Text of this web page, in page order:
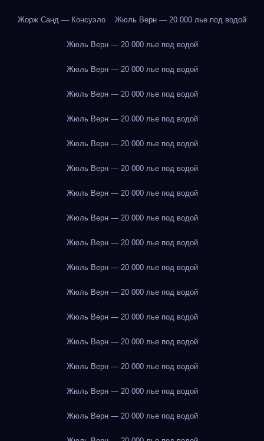
Жорж Санд — Консуэло Жюль Верн — 20 000 лье под водой
Жюль Верн — 20 000 лье под водой
Жюль Верн — 20 000 лье под водой
Жюль Верн — 20 000 лье под водой
Жюль Верн — 20 000 лье под водой
Жюль Верн — 20 000 лье под водой
Жюль Верн — 20 000 лье под водой
Жюль Верн — 20 000 лье под водой
Жюль Верн — 20 000 лье под водой
Жюль Верн — 20 000 лье под водой
Жюль Верн — 20 000 лье под водой
Жюль Верн — 20 000 лье под водой
Жюль Верн — 20 000 лье под водой
Жюль Верн — 20 000 лье под водой
Жюль Верн — 20 000 лье под водой
Жюль Верн — 20 000 лье под водой
Жюль Верн — 20 000 лье под водой